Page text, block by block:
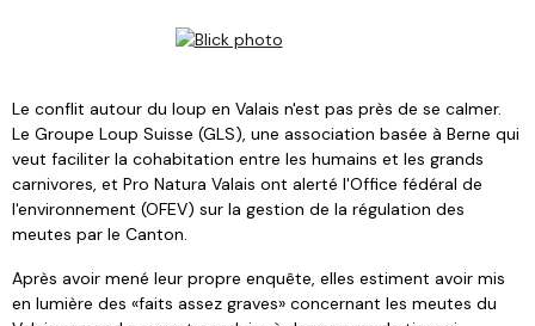
Le conflit autour du loup en Valais n'est pas près de se calmer.
Le Groupe Loup Suisse (GLS), une association basée à Berne qui
veut faciliter la cohabitation entre les humains et les grands
carnivores, et Pro Natura Valais ont alerté l'Office fédéral de
l'environnement (OFEV) sur la gestion de la régulation des
meutes par le Canton.
Après avoir mené leur propre enquête, elles estiment avoir mis
en lumière des «faits assez graves» concernant les meutes du